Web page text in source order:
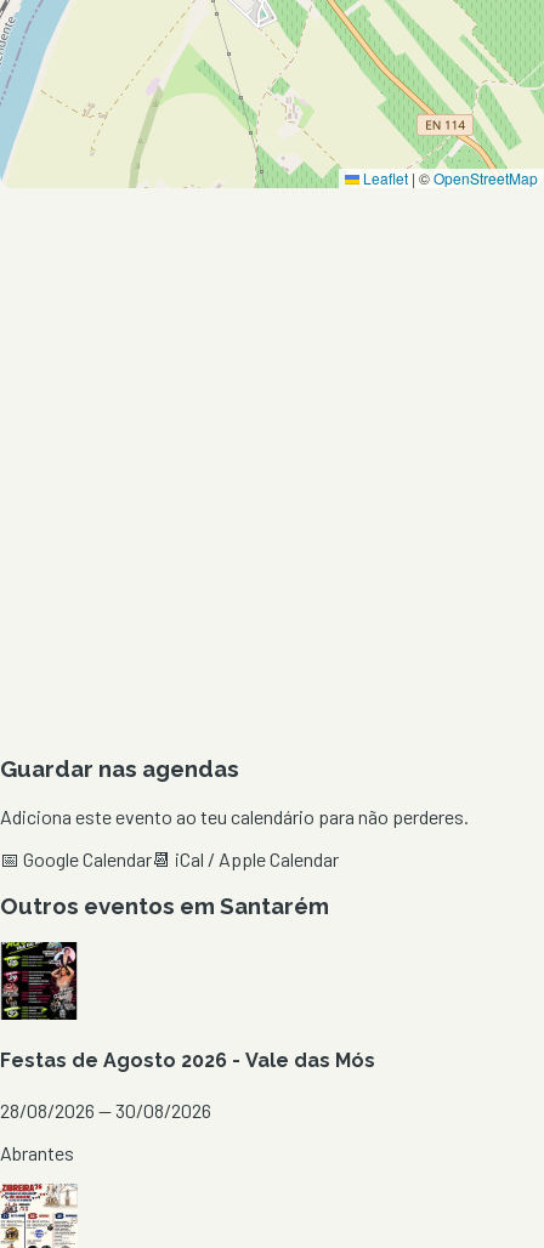
Leaflet | ©OpenStreetMap
Guardar nas agendas
Adiciona este evento ao teu calendário para não perderes.
📅 Google Calendar📆 iCal / Apple Calendar
Outros eventos em Santarém
Festas de Agosto 2026 - Vale das Mós
28/08/2026 — 30/08/2026
Abrantes